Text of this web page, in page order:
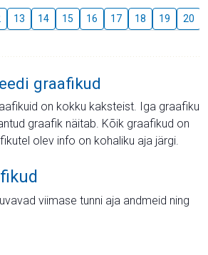
13 14 15 16 17 18 19 20
graafikud
on kokku kaksteist. Iga graafiku
graafik näitab. Kõik graafikud on
olev info on kohaliku aja järgi.
viimase tunni aja andmeid ning